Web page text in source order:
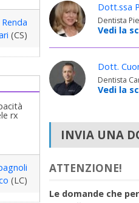
(CS)
rx
(LC)
Dott.ssa
Dentista
Vedi la
Dott.
Dentista
Vedi la
INVIA UNA
ATTENZIONE!
Le domande che